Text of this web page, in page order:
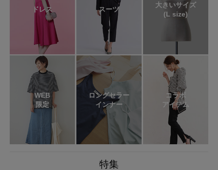
ドレス スーツ
大きいサイズ
(L size)
WEB
限定
ロングセラー
インナー
コラボ
アイテム
特集